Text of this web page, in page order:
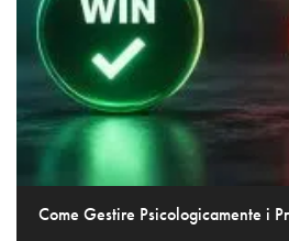
Come Gestire Psicologicamente i